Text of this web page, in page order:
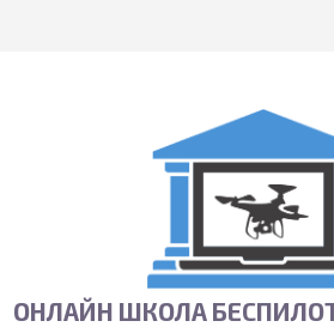
ОНЛАЙН ШКОЛА